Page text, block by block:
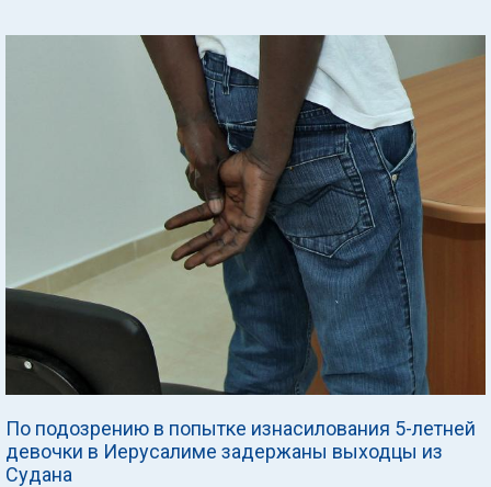
По подозрению в попытке изнасилования 5-летней
девочки в Иерусалиме задержаны выходцы из
Судана